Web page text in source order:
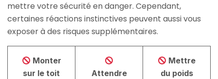
mettre votre sécurité en danger. Cependant,
certaines réactions instinctives peuvent aussi vous
exposer à des risques supplémentaires.
Monter
sur le toit
Attendre
Mettre
du poids